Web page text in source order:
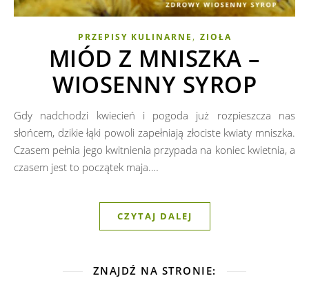
PRZEPISY KULINARNE , ZIOŁA
MIÓD Z MNISZKA –
WIOSENNY SYROP
Gdy nadchodzi kwiecień i pogoda już rozpieszcza nas
słońcem, dzikie łąki powoli zapełniają złociste kwiaty mniszka.
Czasem pełnia jego kwitnienia przypada na koniec kwietnia, a
czasem jest to początek maja.…
CZYTAJ DALEJ
ZNAJDŹ NA STRONIE: